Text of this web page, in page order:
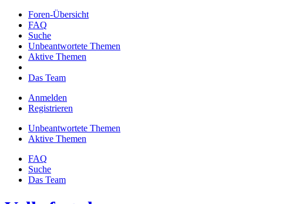
Foren-Übersicht
FAQ
Suche
Unbeantwortete Themen
Aktive Themen
Das Team
Anmelden
Registrieren
Unbeantwortete Themen
Aktive Themen
FAQ
Suche
Das Team